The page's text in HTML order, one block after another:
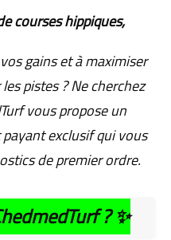
courses hippiques,
gains et à maximiser
pistes ? Ne cherchez
vous propose un
exclusif qui vous
de premier ordre.
?✨